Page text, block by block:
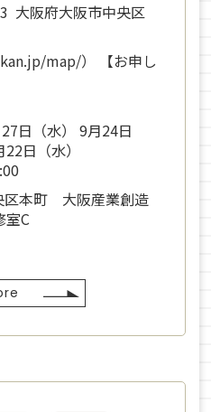
大阪府大阪市中央区
map/） 【お申し
日（水） 9月24日
22日（水）
区本町 大阪産業創造
C